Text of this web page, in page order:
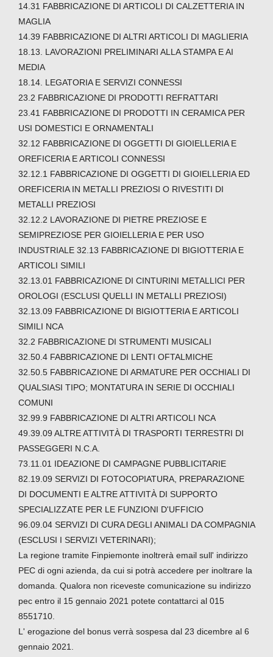
14.31 FABBRICAZIONE DI ARTICOLI DI CALZETTERIA IN
MAGLIA
14.39 FABBRICAZIONE DI ALTRI ARTICOLI DI MAGLIERIA
18.13. LAVORAZIONI PRELIMINARI ALLA STAMPA E AI
MEDIA
18.14. LEGATORIA E SERVIZI CONNESSI
23.2 FABBRICAZIONE DI PRODOTTI REFRATTARI
23.41 FABBRICAZIONE DI PRODOTTI IN CERAMICA PER
USI DOMESTICI E ORNAMENTALI
32.12 FABBRICAZIONE DI OGGETTI DI GIOIELLERIA E
OREFICERIA E ARTICOLI CONNESSI
32.12.1 FABBRICAZIONE DI OGGETTI DI GIOIELLERIA ED
OREFICERIA IN METALLI PREZIOSI O RIVESTITI DI
METALLI PREZIOSI
32.12.2 LAVORAZIONE DI PIETRE PREZIOSE E
SEMIPREZIOSE PER GIOIELLERIA E PER USO
INDUSTRIALE 32.13 FABBRICAZIONE DI BIGIOTTERIA E
ARTICOLI SIMILI
32.13.01 FABBRICAZIONE DI CINTURINI METALLICI PER
OROLOGI (ESCLUSI QUELLI IN METALLI PREZIOSI)
32.13.09 FABBRICAZIONE DI BIGIOTTERIA E ARTICOLI
SIMILI NCA
32.2 FABBRICAZIONE DI STRUMENTI MUSICALI
32.50.4 FABBRICAZIONE DI LENTI OFTALMICHE
32.50.5 FABBRICAZIONE DI ARMATURE PER OCCHIALI DI
QUALSIASI TIPO; MONTATURA IN SERIE DI OCCHIALI
COMUNI
32.99.9 FABBRICAZIONE DI ALTRI ARTICOLI NCA
49.39.09 ALTRE ATTIVITÀ DI TRASPORTI TERRESTRI DI
PASSEGGERI N.C.A.
73.11.01 IDEAZIONE DI CAMPAGNE PUBBLICITARIE
82.19.09 SERVIZI DI FOTOCOPIATURA, PREPARAZIONE
DI DOCUMENTI E ALTRE ATTIVITÀ DI SUPPORTO
SPECIALIZZATE PER LE FUNZIONI D'UFFICIO
96.09.04 SERVIZI DI CURA DEGLI ANIMALI DA COMPAGNIA
(ESCLUSI I SERVIZI VETERINARI);
La regione tramite Finpiemonte inoltrerà email sull' indirizzo
PEC di ogni azienda, da cui si potrà accedere per inoltrare la
domanda. Qualora non riceveste comunicazione su indirizzo
pec entro il 15 gennaio 2021 potete contattarci al 015
8551710.
L' erogazione del bonus verrà sospesa dal 23 dicembre al 6
gennaio 2021.